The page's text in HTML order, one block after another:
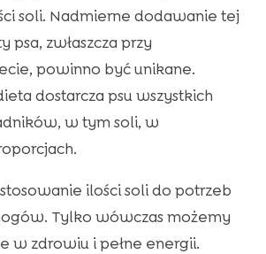
soli. Nadmierne dodawanie tej
psa, zwłaszcza przy
powinno być unikane.
dostarcza psu wszystkich
w tym soli, w
ilości soli do potrzeb
Tylko wówczas możemy
w zdrowiu i pełne energii.